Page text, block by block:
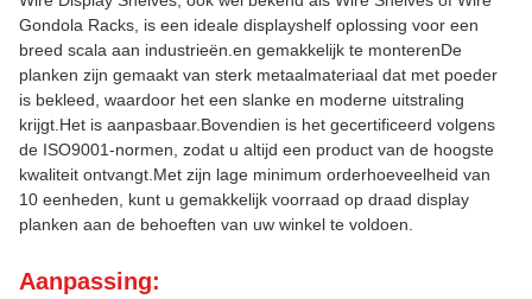
Gondola Racks, is een ideale displayshelf oplossing voor een
breed scala aan industrieën.en gemakkelijk te monterenDe
planken zijn gemaakt van sterk metaalmateriaal dat met poeder
is bekleed, waardoor het een slanke en moderne uitstraling
krijgt.Het is aanpasbaar.Bovendien is het gecertificeerd volgens
de ISO9001-normen, zodat u altijd een product van de hoogste
kwaliteit ontvangt.Met zijn lage minimum orderhoeveelheid van
10 eenheden, kunt u gemakkelijk voorraad op draad display
planken aan de behoeften van uw winkel te voldoen.
Aanpassing: